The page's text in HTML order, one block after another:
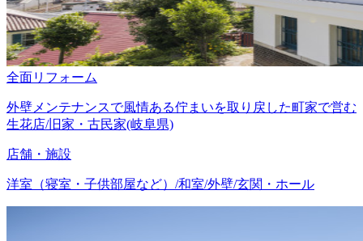
全面リフォーム
外壁メンテナンスで風情ある佇まいを取り戻した町家で営む
生花店/旧家・古民家(岐阜県)
店舗・施設
洋室（寝室・子供部屋など）/和室/外壁/玄関・ホール